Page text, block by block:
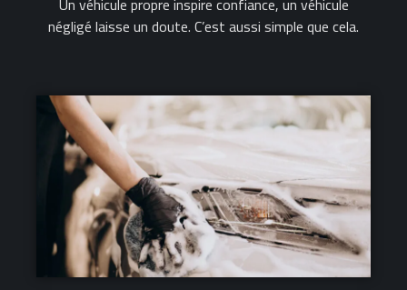
négligé laisse un doute. C’est aussi simple que cela.